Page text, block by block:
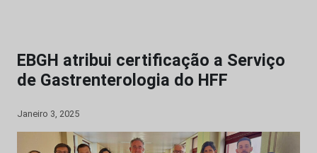
EBGH atribui certificação a Serviço
de Gastrenterologia do HFF
Janeiro 3, 2025